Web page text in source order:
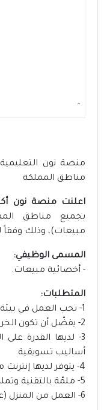
-
منصة نون
مناطق المملكة
اعلنت منصة نون
بجميع مناطق
مبيعات)، وذلك وفقاً
المسمى الوظيفي:
- أخصائية مبيعات.
المتطلبات:
1- تحب العمل في بيئة تتعلم منها الكثير.
2- يفضّل أن تكون الخريجة من المدن غير الرئيسية.
3- لديها القدرة على
أساليب تسويقية.
4- يتوفر لديها إنترنت ممتاز وسرعته عالية.
5- ملمّة بالتقنية وتملك لابتوب وتستطيع التعلم السريع.
6- العمل من المنزل (عن بُعد) من أي مدينة في السعودية.